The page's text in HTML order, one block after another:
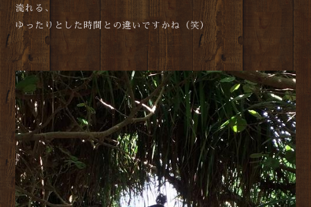
流れる、
ゆったりとした時間との違いですかね（笑）